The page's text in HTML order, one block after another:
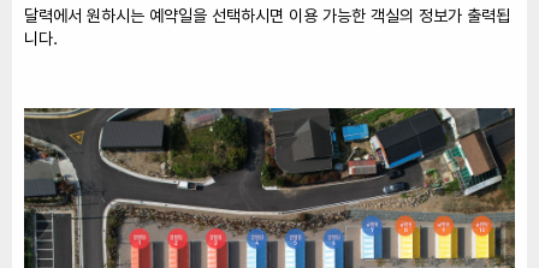
달력에서 원하시는 예약일을 선택하시면 이용 가능한 객실의 정보가 출력됩
니다.